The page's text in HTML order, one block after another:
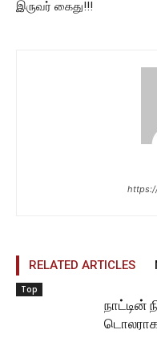
இருவர் கைது!!!
RELATED ARTICLES
Top
நாட்டின்
டொலராக